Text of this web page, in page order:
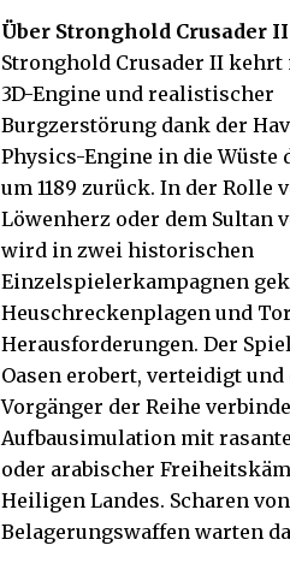
Über Stronghold Crusader II
Stronghold Crusader II
3D-Engine und realistischer
Burgzerstörung dank der
Physics-Engine in die Wüste
um 1189 zurück. In der Rolle
Löwenherz oder dem Sultan
wird in zwei historischen
Einzelspielerkampagnen
Heuschreckenplagen und
Herausforderungen. Der
Oasen erobert, verteidigt
Vorgänger der Reihe
Aufbausimulation mit
oder arabischer
Heiligen Landes. Scharen
Belagerungswaffen warten